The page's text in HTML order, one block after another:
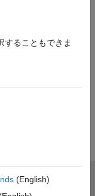
することもできま
(English)
ポリシー